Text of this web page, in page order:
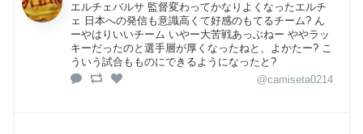
エルチェバルサ 監督変わってかなりよくなったエルチ
ェ 日本への発信も意識高くて好感のもてるチーム? ん
ーやはりいいチーム いやー大苦戦あっぶねー ややラッ
キーだったのと選手層が厚くなったねと、よかたー? こ
ういう試合もものにできるようになったと?
@camiseta0214